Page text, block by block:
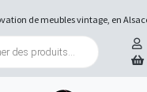
de meubles vintage, en